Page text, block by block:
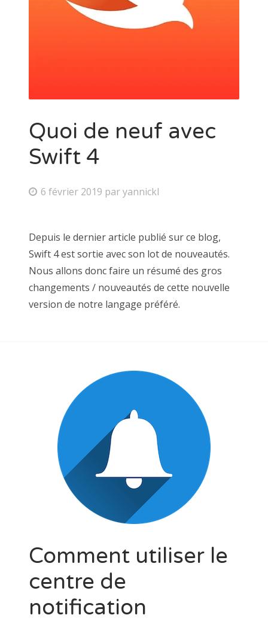
Quoi de neuf avec
Swift 4
6 février 2019 paryannickl
Depuis le dernier article publié sur ce blog,
Swift 4 est sortie avec son lot de nouveautés.
Nous allons donc faire un résumé des gros
changements / nouveautés de cette nouvelle
version de notre langage préféré.
Comment utiliser le
centre de
notification